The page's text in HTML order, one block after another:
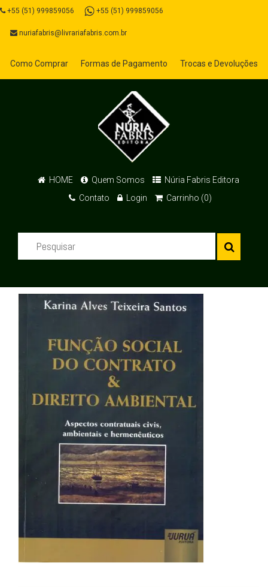
+55 (51) 999859056 +55 (51) 999859056
nuriafabris@livrariafabris.com.br
Como Comprar Formas de Pagamento Trocas e Devoluções
HOME Quem Somos
Núria Fabris Editora
Contato
Login Carrinho (0)